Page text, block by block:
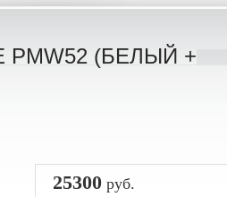
PMW52 (БЕЛЫЙ +
25300 руб.